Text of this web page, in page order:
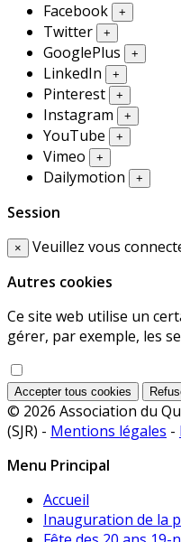
Facebook +
Twitter +
GooglePlus +
LinkedIn +
Pinterest +
Instagram +
YouTube +
Vimeo +
Dailymotion +
Session
×
Veuillez vous
Autres cookies
Ce site web utilise un
gérer, par exemple, les
Accepter tous cookies
© 2026 Association du
(SJR) - Mentions légales -
Menu Principal
Accueil
Inauguration de la